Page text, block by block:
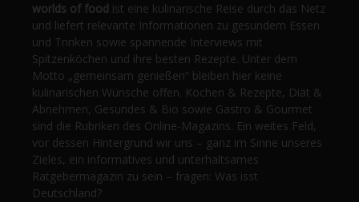
worlds of food ist eine kulinarische Reise durch das Netz
und liefert relevante Informationen zu gesundem Essen
und Trinken sowie spannende Interviews mit
Spitzenköchen und ihre besten Rezepte. Unter dem
Motto „gemeinsam genießen“ bleiben hier keine
kulinarischen Wünsche offen. Kochen & Rezepte, Diät &
Abnehmen, Gesundes & Bio sowie Gastro & Gourmet
sind die Rubriken des Online-Magazins. Ein weites Feld,
vor dessen Hintergrund wir uns – ganz im Sinne unseres
Zieles, ein informatives und unterhaltsames
Ratgebermagazin zu sein – fragen: Was isst
Deutschland?